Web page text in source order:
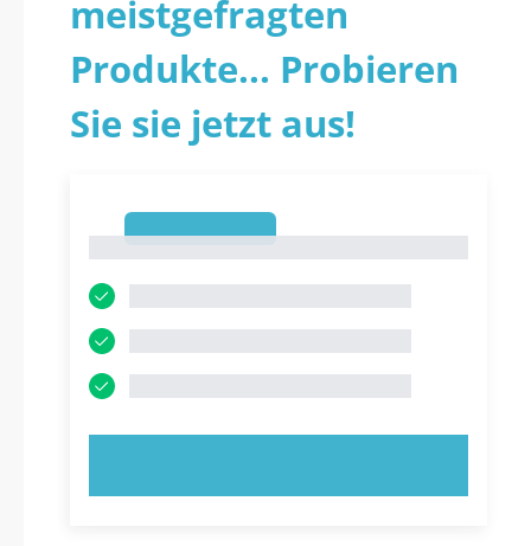
meistgefragten
Produkte... Probieren
Sie sie jetzt aus!